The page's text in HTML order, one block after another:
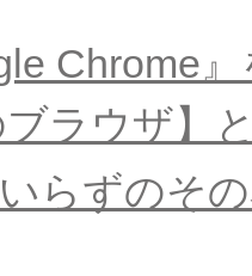
Chrome
ブラウザ】
らずのそ